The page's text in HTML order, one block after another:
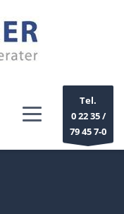
Tel.
0 22 35 /
79 45 7-0